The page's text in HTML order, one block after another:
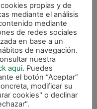
LIGA
propias y de
mediante el análisis
mediante
de redes sociales
en base a un
de navegación.
nuestra
aqui. Puedes
el botón “Aceptar”
modificar su
cookies" o declinar